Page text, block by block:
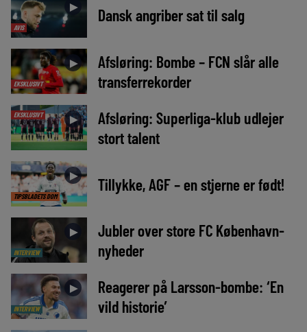
AVIS
► Dansk angriber sat til salg
EKSKLUSIVT
►
Afsløring: Bombe – FCN slår alle
transferrekorder
EKSKLUSIVT ►
Afsløring: Superliga-klub udlejer
stort talent
TIPSBLADETS DOM
► Tillykke, AGF – en stjerne er født!
INTERVIEW
►
Jubler over store FC København-
nyheder
INTERVIEW
►
Reagerer på Larsson-bombe: ‘En
vild historie’